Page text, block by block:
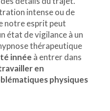
intense ou de
notre esprit peut
état de vigilance à un
thérapeutique
innée à entrer dans
en
physiques